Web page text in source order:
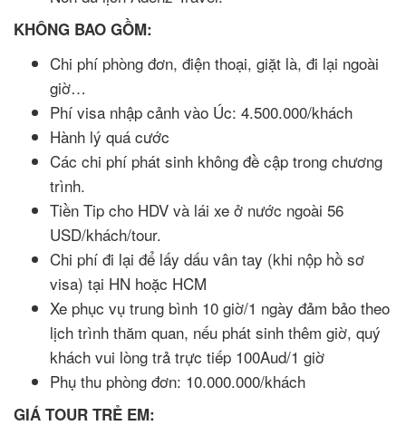
KHÔNG BAO GỒM:
Chi phí phòng đơn, điện thoại, giặt là, đi lại ngoài
giờ…
Phí visa nhập cảnh vào Úc: 4.500.000/khách
Hành lý quá cước
Các chi phí phát sinh không đề cập trong chương
trình.
Tiền Tip cho HDV và lái xe ở nước ngoài 56
USD/khách/tour.
Chi phí đi lại để lấy dấu vân tay (khi nộp hồ sơ
visa) tại HN hoặc HCM
Xe phục vụ trung bình 10 giờ/1 ngày đảm bảo theo
lịch trình thăm quan, nếu phát sinh thêm giờ, quý
khách vui lòng trả trực tiếp 100Aud/1 giờ
Phụ thu phòng đơn: 10.000.000/khách
GIÁ TOUR TRẺ EM: